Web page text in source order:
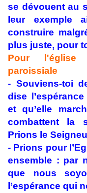
se dévouent au
leur exemple
construire
plus juste, pour
Pour l'église
paroissiale
- Souviens-toi
dise
et qu’elle
combattent la
Prions le
- Prions pour
ensemble : par
que nous
l’espérance qui